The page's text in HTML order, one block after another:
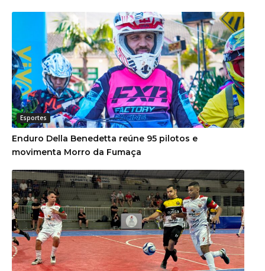
Esportes
Enduro Della Benedetta reúne 95 pilotos e
movimenta Morro da Fumaça